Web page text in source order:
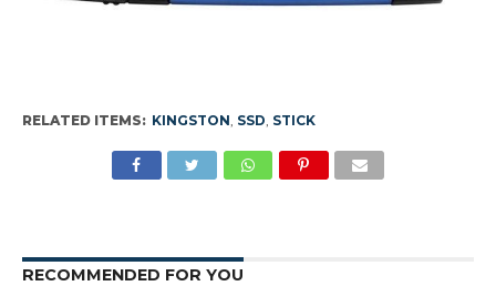
RELATED ITEMS: KINGSTON SSD STICK
RECOMMENDED FOR YOU